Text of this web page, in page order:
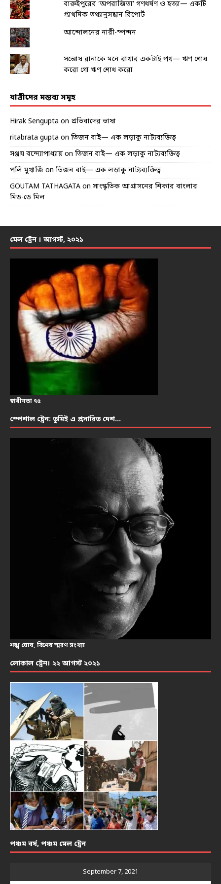
বারুইপুরের ‘অপরাজিতা’ গণধর্ষণ ও হত্যা— একটি
প্রাথমিক তথ্যানুসন্ধান রিপোর্ট
আন্দোলনের নারী-স্পন্দন
সন্তোষ রানাকে মনে রাখার একটাই পথ— ঋণ শোধ
করো গো ঋণ শোধ করো
যাত্রীদের মন্তব্য সমূহ
Hirak Sengupta on প্রতিবাদের ভাষা
ritabrata gupta on তিজন বাই— এক লড়াকু নাট্যব্যক্তিত্ব
সঞ্জয় বন্দ্যোপাধ্যায় on তিজন বাই— এক লড়াকু নাট্যব্যক্তিত্ব
পলি মুখার্জি on তিজন বাই— এক লড়াকু নাট্যব্যক্তিত্ব
GOUTAM TATHAGATA on সাংস্কৃতিক আগ্রাসনের শিকার বাংলার
মিড-ডে মিল
মেল ট্রেন । আগস্ট, ২০২১
স্বাধীনতা ৭৫
স্পেশাল ট্রেন: তুমিই এ প্রসারিত দেশ…
শঙ্খ ঘোষ, বিশেষ স্মরণ সংখ্যা
লোকাল ট্রেন। ২২ আগস্ট ২০২১
পঞ্চম বর্ষ, পঞ্চম মেল ট্রেন
September 7, 2021